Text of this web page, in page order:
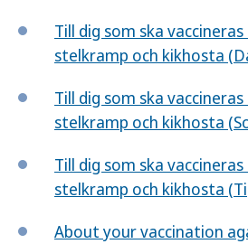
Till dig som ska
stelkramp och kikhosta
Till dig som ska
stelkramp och kikhosta
Till dig som ska
stelkramp och kikhosta
About your vaccination